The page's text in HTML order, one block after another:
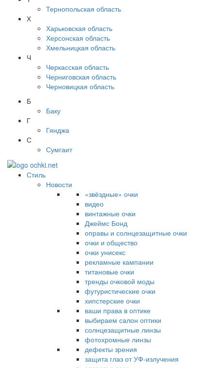
Тернопольская область
Х
Харьковская область
Херсонская область
Хмельницкая область
Ч
Черкасская область
Черниговская область
Черновицкая область
Б
Баку
Г
Гянджа
С
Сумгаит
Стиль
Новости
«звёздные» очки
видео
винтажные очки
Джеймс Бонд
оправы и солнцезащитные очки
очки и общество
очки унисекс
рекламные кампании
титановые очки
тренды очковой моды
футуристические очки
хипстерские очки
ваши права в оптике
выбираем салон оптики
солнцезащитные линзы
фотохромные линзы
дефекты зрения
защита глаз от УФ-излучения